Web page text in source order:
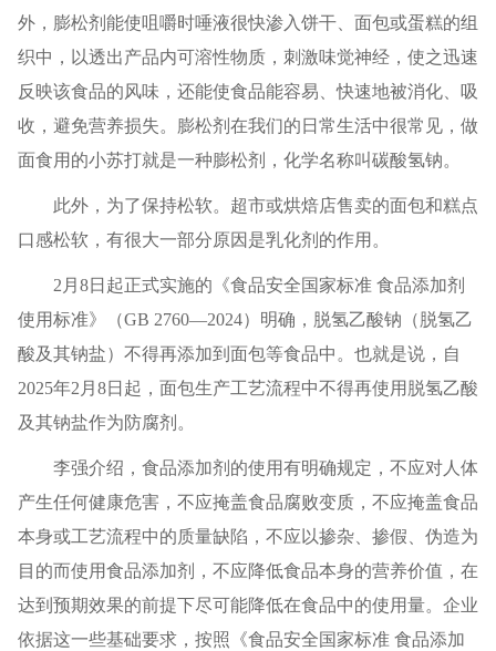
外，膨松剂能使咀嚼时唾液很快渗入饼干、面包或蛋糕的组
织中，以透出产品内可溶性物质，刺激味觉神经，使之迅速
反映该食品的风味，还能使食品能容易、快速地被消化、吸
收，避免营养损失。膨松剂在我们的日常生活中很常见，做
面食用的小苏打就是一种膨松剂，化学名称叫碳酸氢钠。
此外，为了保持松软。超市或烘焙店售卖的面包和糕点
口感松软，有很大一部分原因是乳化剂的作用。
2月8日起正式实施的《食品安全国家标准 食品添加剂
使用标准》（GB 2760—2024）明确，脱氢乙酸钠（脱氢乙
酸及其钠盐）不得再添加到面包等食品中。也就是说，自
2025年2月8日起，面包生产工艺流程中不得再使用脱氢乙酸
及其钠盐作为防腐剂。
李强介绍，食品添加剂的使用有明确规定，不应对人体
产生任何健康危害，不应掩盖食品腐败变质，不应掩盖食品
本身或工艺流程中的质量缺陷，不应以掺杂、掺假、伪造为
目的而使用食品添加剂，不应降低食品本身的营养价值，在
达到预期效果的前提下尽可能降低在食品中的使用量。企业
依据这一些基础要求，按照《食品安全国家标准 食品添加